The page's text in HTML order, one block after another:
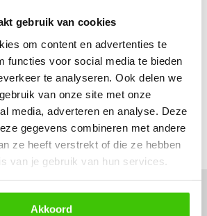
gebruik van cookies
om content en advertenties te
functies voor social media te bieden
te analyseren. Ook delen we
van onze site met onze
media, adverteren en analyse. Deze
gegevens combineren met andere
ze heeft verstrekt of die ze hebben
van je gebruik van hun services.
Akkoord